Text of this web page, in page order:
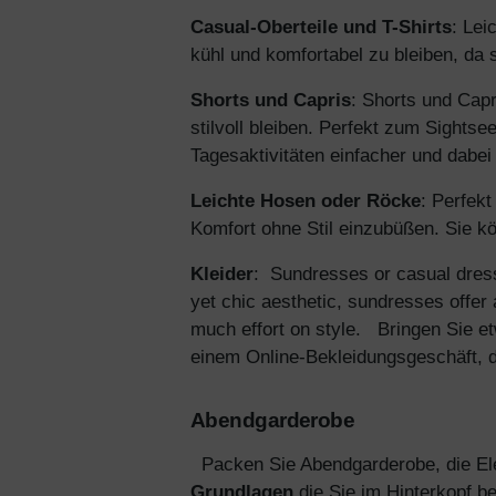
Casual-Oberteile und T-Shirts:
kühl und komfortabel zu bleiben, da
Shorts und Capris: Shorts und
stilvoll bleiben. Perfekt zum
Tagesaktivitäten einfacher und dabei
Leichte Hosen oder Röcke: Perfekt
Komfort ohne Stil einzubüßen. Sie
Kleider: Sundresses or casual
yet chic aesthetic, sundresses offer
much effort on style.
Bringen Sie
einem Online-Bekleidungsgeschäft,
Abendgarderobe
Packen Sie Abendgarderobe, die